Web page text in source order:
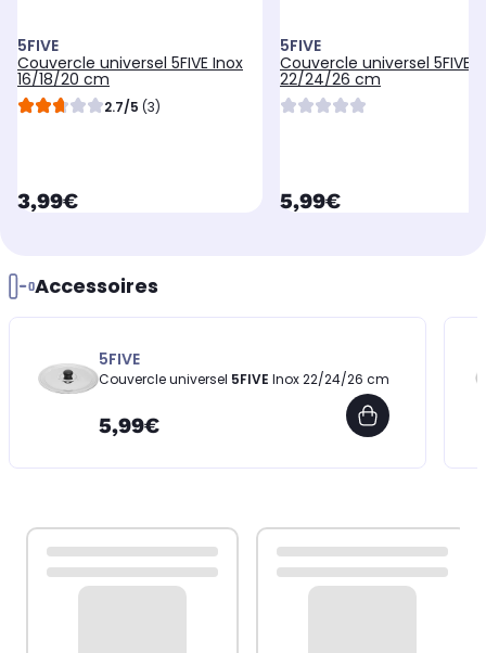
5FIVE
Couvercle universel 5FIVE Inox
16/18/20 cm
2.7/5 (3)
currentPrice
3,99€
5FIVE
Couvercle universel 5FIVE
22/24/26 cm
currentPrice
5,99€
Accessoires
5FIVE
Couvercle universel 5FIVE Inox 22/24/26 cm
5,99€